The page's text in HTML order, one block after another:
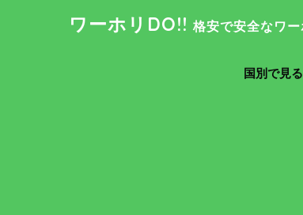
ワーホリDO!!
国別で見る